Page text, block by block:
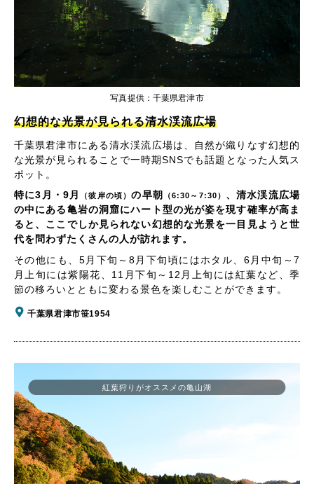
写真提供：千葉県君津市
幻想的な光景が見られる清水渓流広場
千葉県君津市にある清水渓流広場は、自然が織りなす幻想的
な光景が見られることで一時期SNSでも話題となった人気ス
ポット。
特に3月・9月
（彼岸の頃）の早朝 （6:30～7:30） 、清水渓流広場
の中にある亀岩の洞窟にハート型の光が姿を現す確率が高ま
ると、ここでしか見られない幻想的な光景を一目見ようと世
代を問わずたくさんの人が訪れます。
その他にも、5月下旬～8月下旬頃にはホタル、6月中旬～7
月上旬には紫陽花、11月下旬～12月上旬には紅葉など、季
節の移ろいとともに変わる景色を楽しむことができます。
千葉県君津市笹1954
紅葉狩りがオススメの亀山湖